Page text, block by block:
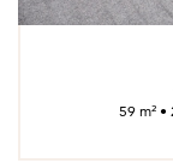
59 m²